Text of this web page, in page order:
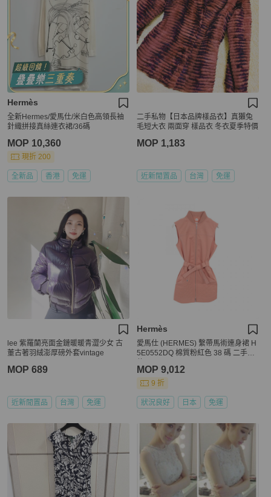
Hermès
全新Hermes/愛馬仕/米白色高領長袖
針織拼接真絲連衣裙/36碼
MOP 10,360
現折 200
全新品 香港 免運
二手私物【日本品牌樣品衣】真獺兔
毛短大衣 兩面穿 樣品衣 冬衣夏季特價
MOP 1,183
近新閒置品 台灣 免運
lee 紫羅蘭亮面金鏈暖暖青澀少女 古
董古著羽絨澎厚磅外套vintage
MOP 689
近新閒置品 台灣 免運
Hermès
愛馬仕 (HERMES) 繫帶馬術連身裙 H
5E0552DQ 棉質粉紅色 38 碼 二手女
MOP 9,012
9 折
狀況良好 日本 免運